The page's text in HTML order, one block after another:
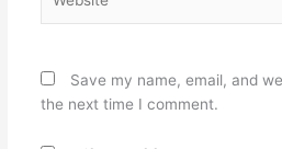
Save my name, email, and
the next time I comment.